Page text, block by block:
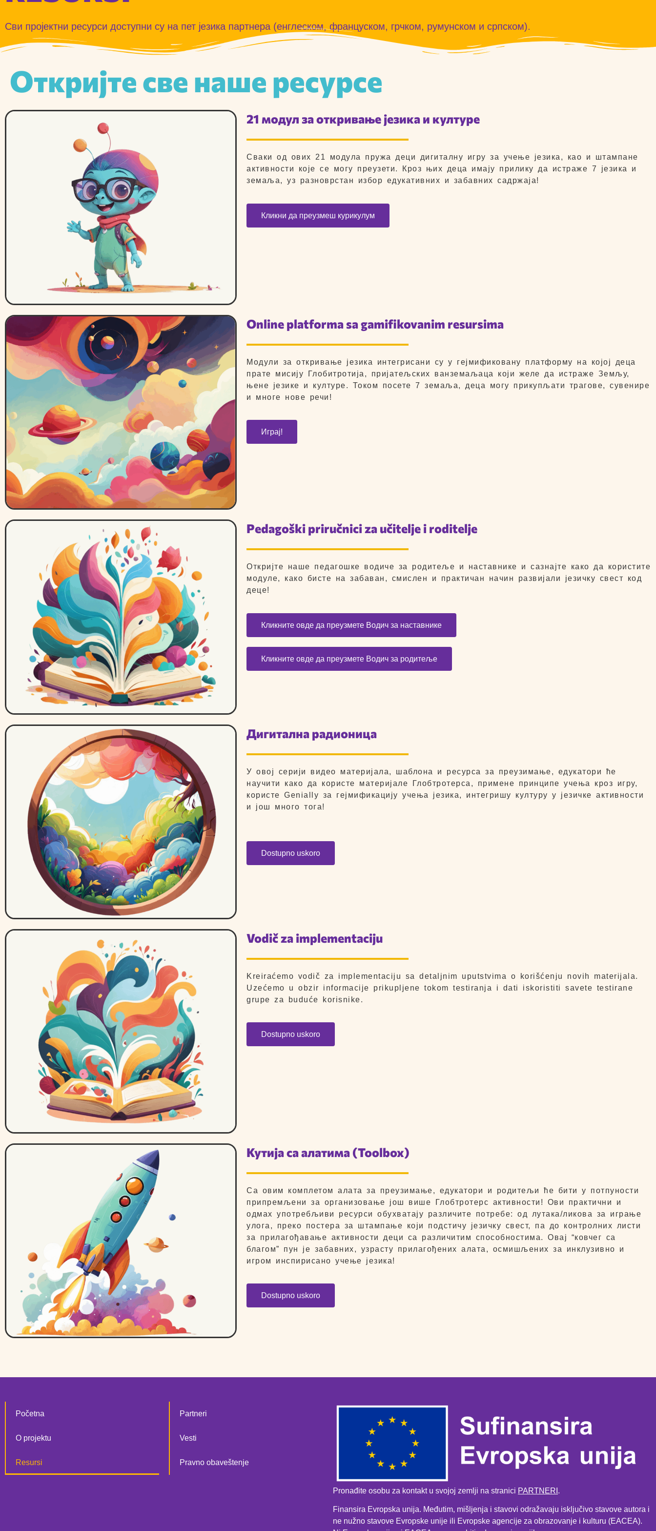
Сви пројектни ресурси доступни су на пет језика партнера (енглеском, француском, грчком, румунском и српском).
Откријте све наше ресурсе
21 модул за откривање језика и културе
Сваки од ових 21 модула пружа деци дигиталну игру за учење језика, као и штампане
активности које се могу преузети. Кроз њих деца имају прилику да истраже 7 језика и
земаља, уз разноврстан избор едукативних и забавних садржаја!
Кликни да преузмеш курикулум
Online platforma sa gamifikovanim resursima
Модули за откривање језика интегрисани су у гејмификовану платформу на којој деца
прате мисију Глобитротиjа, пријатељских ванземаљаца који желе да истраже Земљу,
њене језике и културе. Током посете 7 земаља, деца могу прикупљати трагове, сувенире
и многе нове речи!
Играј!
Pedagoški priručnici za učitelje i roditelje
Откријте наше педагошке водиче за родитеље и наставнике и сазнајте како да користите
модуле, како бисте на забаван, смислен и практичан начин развијали језичку свест код
деце!
Кликните овде да преузмете Водич за наставнике
Кликните овде да преузмете Водич за родитеље
Дигитална радионица
У овој серији видео материјала, шаблона и ресурса за преузимање, едукатори ће
научити како да користе материјале Глобтротерса, примене принципе учења кроз игру,
користе Genially за гејмификацију учења језика, интегришу културу у језичке активности
и још много тога!
Dostupno uskoro
Vodič za implementaciju
Kreiraćemo vodič za implementaciju sa detaljnim uputstvima o korišćenju novih materijala.
Uzećemo u obzir informacije prikupljene tokom testiranja i dati iskoristiti savete testirane
grupe za buduće korisnike.
Dostupno uskoro
Кутија са алатима (Toolbox)
Са овим комплетом алата за преузимање, едукатори и родитељи ће бити у потпуности
припремљени за организовање још више Глобтротерс активности! Ови практични и
одмах употребљиви ресурси обухватају различите потребе: од лутака/ликова за играње
улога, преко постера за штампање који подстичу језичку свест, па до контролних листи
за прилагођавање активности деци са различитим способностима. Овај “ковчег са
благом” пун је забавних, узрасту прилагођених алата, осмишљених за инклузивно и
игром инспирисано учење језика!
Dostupno uskoro
Početna
O projektu
Resursi
Partneri
Vesti
Pravno obaveštenje
Pronađite osobu za kontakt u svojoj zemlji na stranici PARTNERI .
Finansira Evropska unija. Međutim, mišljenja i stavovi odražavaju isključivo stavove autora i
ne nužno stavove Evropske unije ili Evropske agencije za obrazovanje i kulturu (EACEA).